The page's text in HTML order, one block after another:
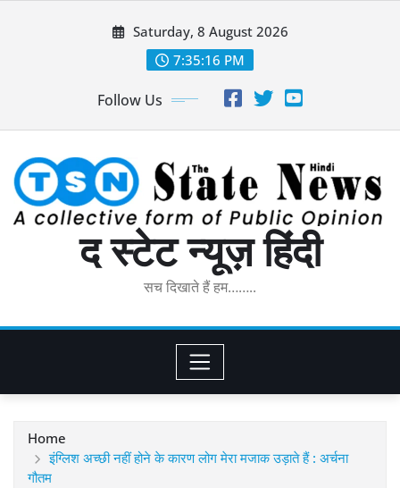
Saturday, 8 August 2026
7:35:17 PM
Follow Us
द स्टेट न्यूज़ हिंदी
सच दिखाते हैं हम……..
Home
इंग्लिश अच्छी नहीं होने के कारण लोग मेरा मजाक उड़ाते हैं : अर्चना
गौतम